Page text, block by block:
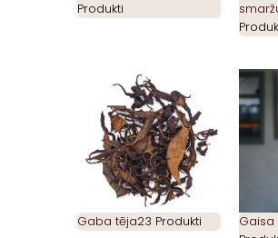
Produkti
Gaba tēja23 Produkti Gaisa